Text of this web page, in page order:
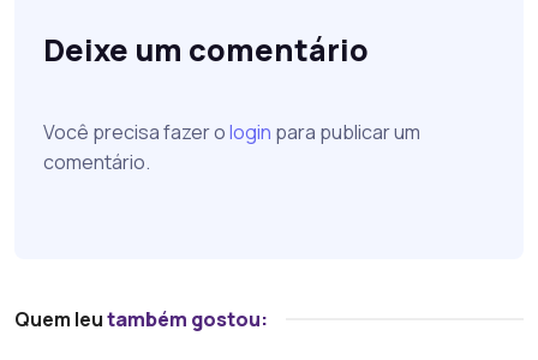
Deixe um comentário
Você precisa fazer ologin para publicar um
comentário.
Quem leutambém gostou: